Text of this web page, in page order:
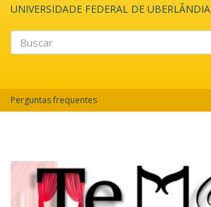
UNIVERSIDADE FEDERAL DE UBERLÂNDIA
Perguntas frequentes